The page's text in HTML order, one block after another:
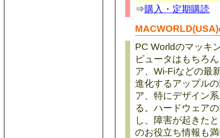
⇒購入・定期購読
PC Worldのマッキ
ピュータはもちろ
ア、Wi-Fiなどの最
進化するアップル
ア、特にデザイン
る。ハードウェア
し、障害が起きた
のお役立ち情報も